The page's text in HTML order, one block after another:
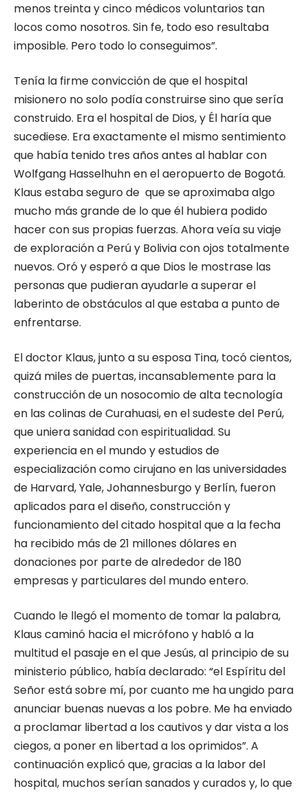
menos treinta y cinco médicos voluntarios tan
locos como nosotros. Sin fe, todo eso resultaba
imposible. Pero todo lo conseguimos”.
Tenía la firme convicción de que el hospital
misionero no solo podía construirse sino que sería
construido. Era el hospital de Dios, y Él haría que
sucediese. Era exactamente el mismo sentimiento
que había tenido tres años antes al hablar con
Wolfgang Hasselhuhn en el aeropuerto de Bogotá.
Klaus estaba seguro de que se aproximaba algo
mucho más grande de lo que él hubiera podido
hacer con sus propias fuerzas. Ahora veía su viaje
de exploración a Perú y Bolivia con ojos totalmente
nuevos. Oró y esperó a que Dios le mostrase las
personas que pudieran ayudarle a superar el
laberinto de obstáculos al que estaba a punto de
enfrentarse.
El doctor Klaus, junto a su esposa Tina, tocó cientos,
quizá miles de puertas, incansablemente para la
construcción de un nosocomio de alta tecnología
en las colinas de Curahuasi, en el sudeste del Perú,
que uniera sanidad con espiritualidad. Su
experiencia en el mundo y estudios de
especialización como cirujano en las universidades
de Harvard, Yale, Johannesburgo y Berlín, fueron
aplicados para el diseño, construcción y
funcionamiento del citado hospital que a la fecha
ha recibido más de 21 millones dólares en
donaciones por parte de alrededor de 180
empresas y particulares del mundo entero.
Cuando le llegó el momento de tomar la palabra,
Klaus caminó hacia el micrófono y habló a la
multitud el pasaje en el que Jesús, al principio de su
ministerio público, había declarado: “el Espíritu del
Señor está sobre mí, por cuanto me ha ungido para
anunciar buenas nuevas a los pobre. Me ha enviado
a proclamar libertad a los cautivos y dar vista a los
ciegos, a poner en libertad a los oprimidos”. A
continuación explicó que, gracias a la labor del
hospital, muchos serían sanados y curados y, lo que